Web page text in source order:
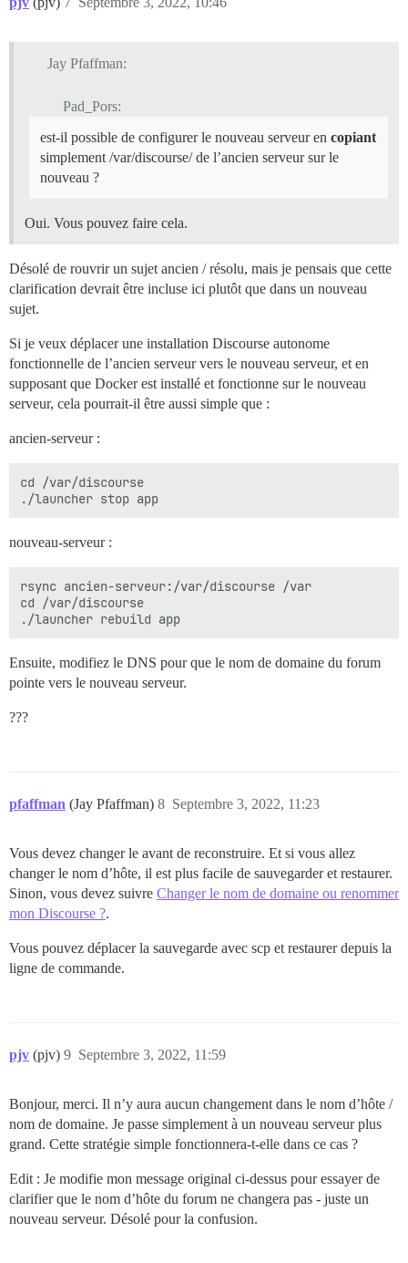
Jay Pfaffman:
Pad_Pors:
est-il possible de configurer le nouveau serveur en copiant
simplement /var/discourse/ de l’ancien serveur sur le
nouveau ?
Oui. Vous pouvez faire cela.
Désolé de rouvrir un sujet ancien / résolu, mais je pensais que cette
clarification devrait être incluse ici plutôt que dans un nouveau
sujet.
Si je veux déplacer une installation Discourse autonome
fonctionnelle de l’ancien serveur vers le nouveau serveur, et en
supposant que Docker est installé et fonctionne sur le nouveau
serveur, cela pourrait-il être aussi simple que :
ancien-serveur :
cd /var/discourse
nouveau-serveur :
rsync ancien-serveur:/var/discourse /var
cd /var/discourse
Ensuite, modifiez le DNS pour que le nom de domaine du forum
pointe vers le nouveau serveur.
???
pfaffman (Jay Pfaffman) Septembre 3, 2022, 11:23
8
Vous devez changer le avant de reconstruire. Et si vous allez
changer le nom d’hôte, il est plus facile de sauvegarder et restaurer.
Sinon, vous devez suivre Changer le nom de domaine ou renommer
mon Discourse ?.
Vous pouvez déplacer la sauvegarde avec scp et restaurer depuis la
ligne de commande.
pjv (pjv) Septembre 3, 2022, 11:59
9
Bonjour, merci. Il n’y aura aucun changement dans le nom d’hôte /
nom de domaine. Je passe simplement à un nouveau serveur plus
grand. Cette stratégie simple fonctionnera-t-elle dans ce cas ?
Edit : Je modifie mon message original ci-dessus pour essayer de
clarifier que le nom d’hôte du forum ne changera pas - juste un
nouveau serveur. Désolé pour la confusion.